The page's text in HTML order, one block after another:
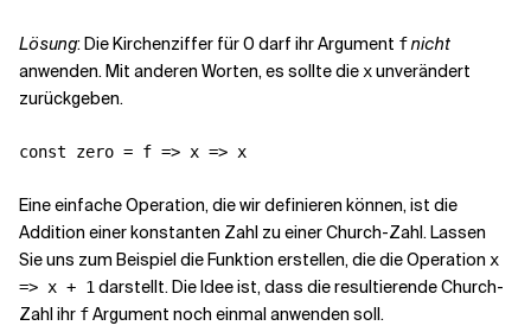
Lösung: Die Kirchenziffer für 0 darf ihr Argument fnicht
anwenden. Mit anderen Worten, es sollte die xunverändert
zurückgeben.
Eine einfache Operation, die wir definieren können, ist die
Addition einer konstanten Zahl zu einer Church-Zahl. Lassen
Sie uns zum Beispiel die Funktion erstellen, die die Operation x
=> x + 1 darstellt. Die Idee ist, dass die resultierende Church-
Zahl ihr fArgument noch einmal anwenden soll.